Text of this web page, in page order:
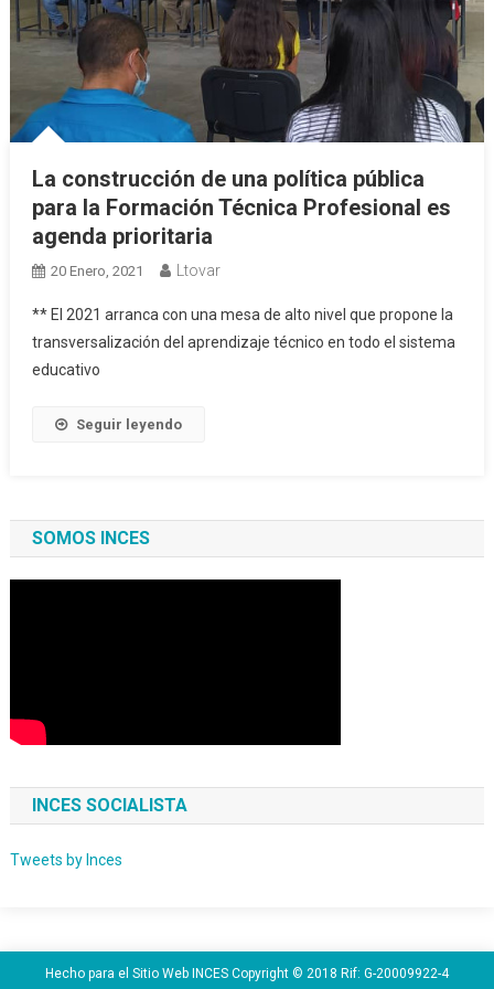
La construcción de una política pública
para la Formación Técnica Profesional es
agenda prioritaria
20 Enero, 2021 Ltovar
** El 2021 arranca con una mesa de alto nivel que propone la
transversalización del aprendizaje técnico en todo el sistema
educativo
Seguir leyendo
SOMOS INCES
INCES SOCIALISTA
Tweets by Inces
Hecho para el Sitio Web INCES Copyright © 2018 Rif: G-20009922-4